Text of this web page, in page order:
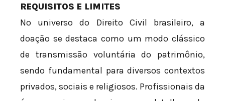
REQUISITOS E LIMITES
No universo do Direito Civil brasileiro, a
doação se destaca como um modo clássico
de transmissão voluntária do patrimônio,
sendo fundamental para diversos contextos
privados, sociais e religiosos. Profissionais da